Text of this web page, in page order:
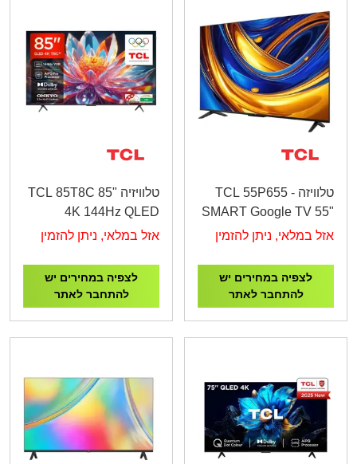
טלוויזה TCL 55P655 -
SMART Google TV 55"
4K UHD
אזל במלאי, ניתן להזמין
לצפיה במחירים יש
להתחבר לאתר
טלוויזיה TCL 85T8C 85"
4K 144Hz QLED
Google TV
אזל במלאי, ניתן להזמין
לצפיה במחירים יש
להתחבר לאתר